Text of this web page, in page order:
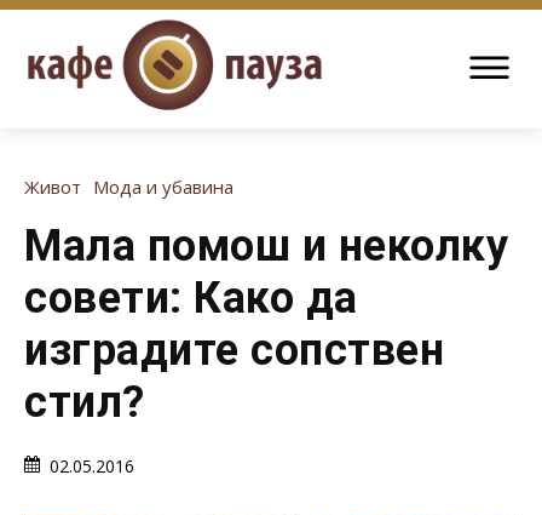
Живот Мода и убавина
Мала помош и неколку
совети: Како да
изградите сопствен
стил?
02.05.2016